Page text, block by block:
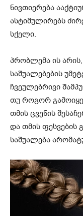
ნივთიერება
ასტიმულირებს
სქელი.
პრობლემა ის
საშუალებების
ჩვეულებრივი
თუ როგორ
თმის ცვენის
და თმის ფესვების
საშუალება